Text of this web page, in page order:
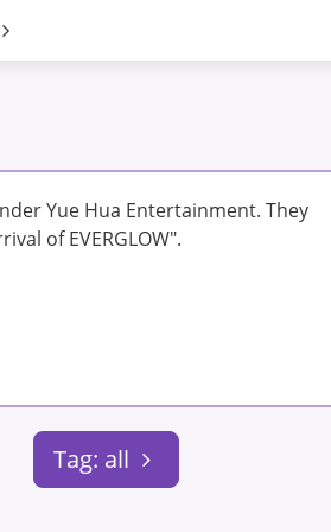
Yue Hua Entertainment. They
of EVERGLOW".
Tag: all